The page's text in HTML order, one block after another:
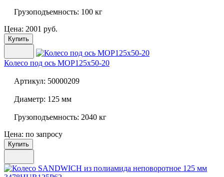
Грузоподъемность: 100 кг
Цена: 2001 руб.
Купить
Колесо под ось MOP125x50-20
Артикул: 50000209
Диаметр: 125 мм
Грузоподъемность: 2040 кг
Цена: по запросу
Купить